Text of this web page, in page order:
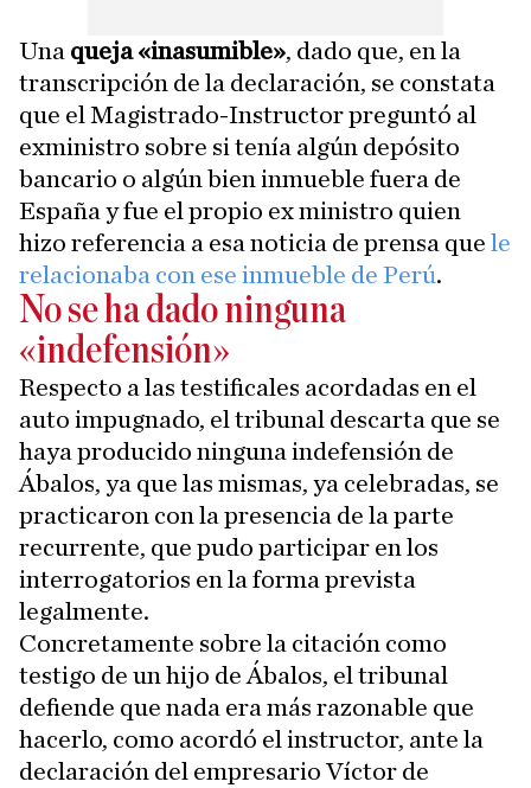
Una queja «inasumible», dado que, en la
transcripción de la declaración, se constata
que el Magistrado-Instructor preguntó al
exministro sobre si tenía algún depósito
bancario o algún bien inmueble fuera de
España y fue el propio ex ministro quien
hizo referencia a esa noticia de prensa que le
relacionaba con ese inmueble de Perú.
No se ha dado ninguna
«indefensión»
Respecto a las testificales acordadas en el
auto impugnado, el tribunal descarta que se
haya producido ninguna indefensión de
Ábalos, ya que las mismas, ya celebradas, se
practicaron con la presencia de la parte
recurrente, que pudo participar en los
interrogatorios en la forma prevista
legalmente.
Concretamente sobre la citación como
testigo de un hijo de Ábalos, el tribunal
defiende que nada era más razonable que
hacerlo, como acordó el instructor, ante la
declaración del empresario Víctor de